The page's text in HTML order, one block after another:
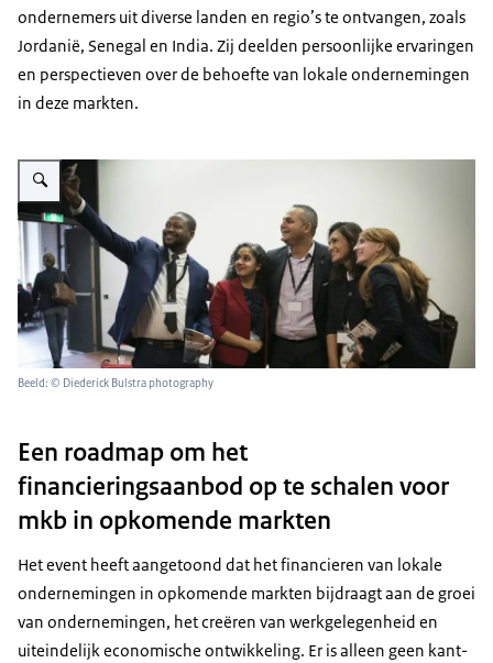
ondernemers uit diverse landen en regio’s te ontvangen, zoals
Jordanië, Senegal en India. Zij deelden persoonlijke ervaringen
en perspectieven over de behoefte van lokale ondernemingen
in deze markten.
Vergroot afbeelding Closing the financial SME gap selfie
Beeld: © Diederick Bulstra photography
Een roadmap om het
financieringsaanbod op te schalen voor
mkb in opkomende markten
Het event heeft aangetoond dat het financieren van lokale
ondernemingen in opkomende markten bijdraagt aan de groei
van ondernemingen, het creëren van werkgelegenheid en
uiteindelijk economische ontwikkeling. Er is alleen geen kant-